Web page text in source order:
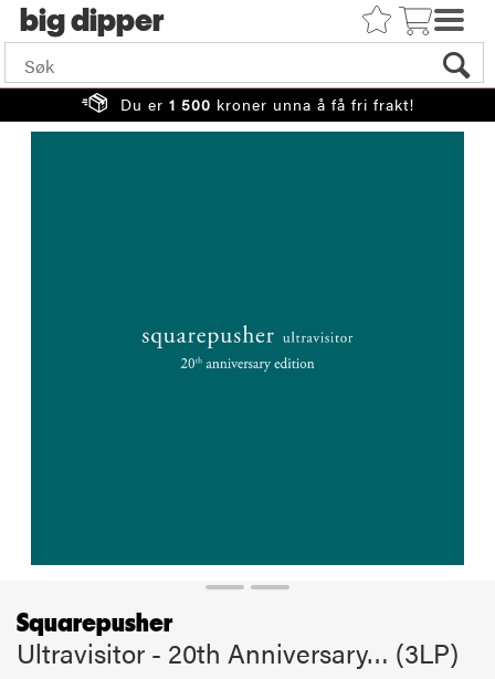
big
Du er 1 500 kroner unna å få fri frakt!
Squarepusher
Ultravisitor - 20th Anniversary… (3LP)